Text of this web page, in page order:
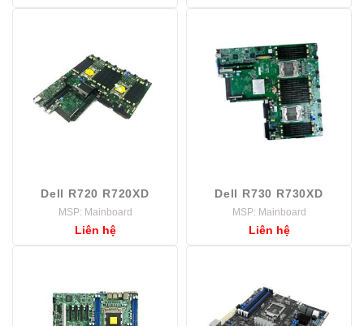
Dell R720 R720XD
MSP: Mainboard
Liên hệ
Dell R730 R730XD
MSP: Mainboard
Liên hệ